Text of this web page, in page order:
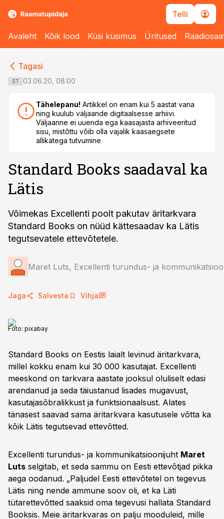
Telli
Avaleht Kõik lood Küsi küsimus Üritused
Tagasi
ST 03.06.20, 08:00
Tähelepanu! Artikkel on enam kui 5 aastat vana
ning kuulub väljaande digitaalsesse arhiivi.
Väljaanne ei uuenda ega kaasajasta arhiveeritud
sisu, mistõttu võib olla vajalik kaasaegsete
allikatega tutvumine
Standard Books saadaval ka
Lätis
Võimekas Excellenti poolt pakutav äritarkvara
Standard Books on nüüd kättesaadav ka Lätis
tegutsevatele ettevõtetele.
Maret Luts, Excellenti turundus- ja
Jaga Salvesta Vihja
Foto: pixabay
Standard Books on Eestis laialt levinud äritarkvara,
millel kokku enam kui 30 000 kasutajat. Excellenti
meeskond on tarkvara aastate jooksul oluliselt edasi
arendanud ja seda täiustanud lisades mugavust,
kasutajasõbralikkust ja funktsionaalsust. Alates
tänasest saavad sama äritarkvara kasutusele võtta ka
kõik Lätis tegutsevad ettevõtted.
Excellenti turundus- ja kommunikatsioonijuht Maret
Luts selgitab, et seda sammu on Eesti ettevõtjad pikka
aega oodanud. „Paljudel Eesti ettevõtetel on tegevus
Lätis ning nende ammune soov oli, et ka Läti
tütarettevõtted saaksid oma tegevusi hallata Standard
Booksis. Meie äritarkvaras on palju mooduleid, mille